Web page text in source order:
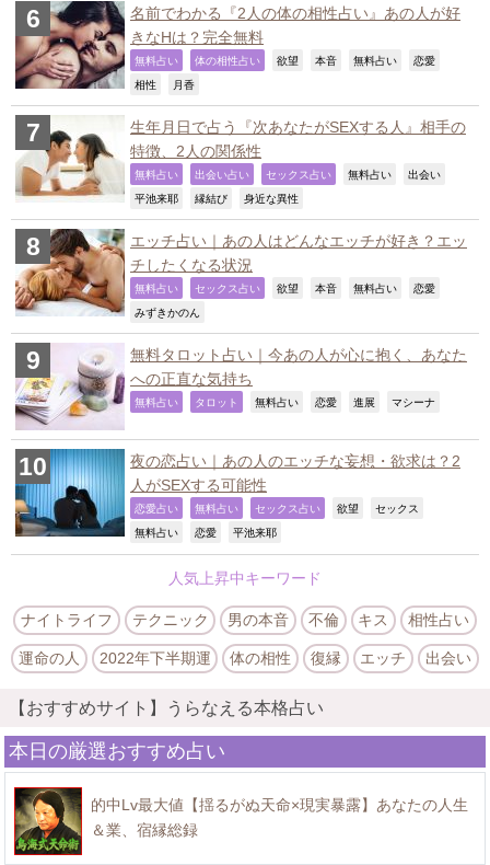
名前でわかる『2人の体の相性占い』あの人が好
きなHは？完全無料
無料占い 体の相性占い 欲望 本音 無料占い 恋愛
相性 月香
生年月日で占う『次あなたがSEXする人』相手の
特徴、2人の関係性
無料占い 出会い占い セックス占い 無料占い 出会い
平池来耶 縁結び 身近な異性
エッチ占い｜あの人はどんなエッチが好き？エッ
チしたくなる状況
無料占い セックス占い 欲望 本音 無料占い 恋愛
みずきかのん
無料タロット占い｜今あの人が心に抱く、あなた
への正直な気持ち
無料占い タロット 無料占い 恋愛 進展 マシーナ
夜の恋占い｜あの人のエッチな妄想・欲求は？2
人がSEXする可能性
恋愛占い 無料占い セックス占い 欲望 セックス
無料占い 恋愛 平池来耶
人気上昇中キーワード
ナイトライフ テクニック 男の本音 不倫 キス 相性占い
運命の人 2022年下半期運 体の相性 復縁 エッチ 出会い
【おすすめサイト】うらなえる本格占い
本日の厳選おすすめ占い
的中Lv最大値【揺るがぬ天命×現実暴露】あなたの人生
＆業、宿縁総録